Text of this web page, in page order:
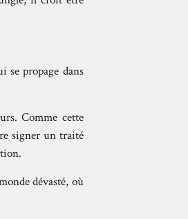
se propage dans
Comme cette
signer un traité
dévasté, où